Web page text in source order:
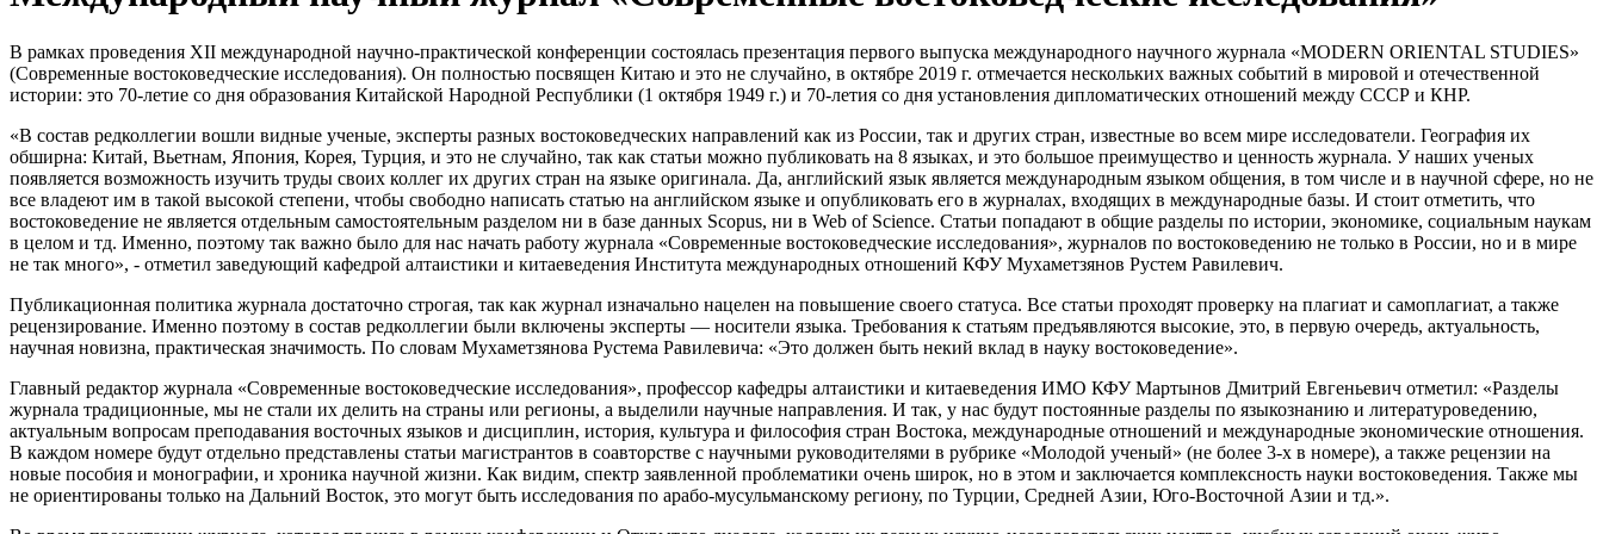
В рамках проведения XII международной научно-практической конференции состоялась презентация первого выпуска международного научного журнала «MODERN ORIENTAL STUDIES»
(Современные востоковедческие исследования). Он полностью посвящен Китаю и это не случайно, в октябре 2019 г. отмечается нескольких важных событий в мировой и отечественной
истории: это 70-летие со дня образования Китайской Народной Республики (1 октября 1949 г.) и 70-летия со дня установления дипломатических отношений между СССР и КНР.
«В состав редколлегии вошли видные ученые, эксперты разных востоковедческих направлений как из России, так и других стран, известные во всем мире исследователи. География их
обширна: Китай, Вьетнам, Япония, Корея, Турция, и это не случайно, так как статьи можно публиковать на 8 языках, и это большое преимущество и ценность журнала. У наших ученых
появляется возможность изучить труды своих коллег их других стран на языке оригинала. Да, английский язык является международным языком общения, в том числе и в научной сфере, но не
все владеют им в такой высокой степени, чтобы свободно написать статью на английском языке и опубликовать его в журналах, входящих в международные базы. И стоит отметить, что
востоковедение не является отдельным самостоятельным разделом ни в базе данных Scopus, ни в Web of Science. Статьи попадают в общие разделы по истории, экономике, социальным наукам
в целом и тд. Именно, поэтому так важно было для нас начать работу журнала «Современные востоковедческие исследования», журналов по востоковедению не только в России, но и в мире
не так много», - отметил заведующий кафедрой алтаистики и китаеведения Института международных отношений КФУ Мухаметзянов Рустем Равилевич.
Публикационная политика журнала достаточно строгая, так как журнал изначально нацелен на повышение своего статуса. Все статьи проходят проверку на плагиат и самоплагиат, а также
рецензирование. Именно поэтому в состав редколлегии были включены эксперты — носители языка. Требования к статьям предъявляются высокие, это, в первую очередь, актуальность,
научная новизна, практическая значимость. По словам Мухаметзянова Рустема Равилевича: «Это должен быть некий вклад в науку востоковедение».
Главный редактор журнала «Современные востоковедческие исследования», профессор кафедры алтаистики и китаеведения ИМО КФУ Мартынов Дмитрий Евгеньевич отметил: «Разделы
журнала традиционные, мы не стали их делить на страны или регионы, а выделили научные направления. И так, у нас будут постоянные разделы по языкознанию и литературоведению,
актуальным вопросам преподавания восточных языков и дисциплин, история, культура и философия стран Востока, международные отношений и международные экономические отношения.
В каждом номере будут отдельно представлены статьи магистрантов в соавторстве с научными руководителями в рубрике «Молодой ученый» (не более 3-х в номере), а также рецензии на
новые пособия и монографии, и хроника научной жизни. Как видим, спектр заявленной проблематики очень широк, но в этом и заключается комплексность науки востоковедения. Также мы
не ориентированы только на Дальний Восток, это могут быть исследования по арабо-мусульманскому региону, по Турции, Средней Азии, Юго-Восточной Азии и тд.».